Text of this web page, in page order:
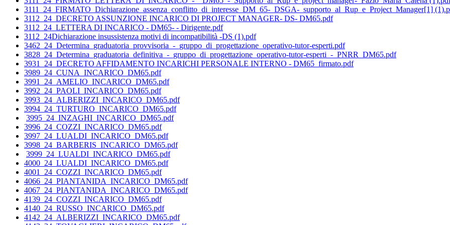
3111_24_FIRMATO_Dichiarazione_assenza_conflitto_di_interesse_DM_65-_DSGA-_supporto_al_Rup_e_Project_Manager[1]
3112_24_DECRETO ASSUNZIONE INCARICO DI PROJECT MANAGER- DS- DM65.pdf
3112_24_LETTERA DI INCARICO - DM65- - Dirigente.pdf
3112_24Dichiarazione insussistenza motivi di incompatibilità -DS (1).pdf
3462_24_Determina_graduatoria_provvisoria_-_gruppo_di_progettazione_operativo-tutor-esperti.pdf
3828_24_Determina_graduatoria_definitiva_-_gruppo_di_progettazione_operativo-tutor-esperti_-_PNRR_DM65.pdf
3931_24_DECRETO AFFIDAMENTO INCARICHI PERSONALE INTERNO - DM65_firmato.pdf
3989_24_CUNA_INCARICO_DM65.pdf
3991_24_AMELIO_INCARICO_DM65.pdf
3992_24_PAOLI_INCARICO_DM65.pdf
3993_24_ALBERIZZI_INCARICO_DM65.pdf
3994_24_TURTURO_INCARICO_DM65.pdf
3995_24_INZAGHI_INCARICO_DM65.pdf
3996_24_COZZI_INCARICO_DM65.pdf
3997_24_LUALDI_INCARICO_DM65.pdf
3998_24_BARBERIS_INCARICO_DM65.pdf
3999_24_LUALDI_INCARICO_DM65.pdf
4000_24_LUALDI_INCARICO_DM65.pdf
4001_24_COZZI_INCARICO_DM65.pdf
4066_24_PIANTANIDA_INCARICO_DM65.pdf
4067_24_PIANTANIDA_INCARICO_DM65.pdf
4139_24_COZZI_INCARICO_DM65.pdf
4140_24_RUSSO_INCARICO_DM65.pdf
4142_24_ALBERIZZI_INCARICO_DM65.pdf